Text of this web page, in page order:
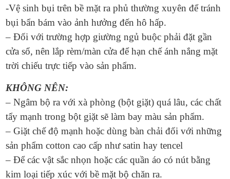
-Vệ sinh bụi trên bề mặt ra phủ thường xuyên để tránh
bụi bẩn bám vào ảnh hưởng đến hô hấp.
– Đối với trường hợp giường ngủ buộc phải đặt gần
cửa sổ, nên lắp rèm/màn cửa để hạn chế ánh nắng mặt
trời chiếu trực tiếp vào sản phẩm.
KHÔNG NÊN:
– Ngâm bộ ra với xà phòng (bột giặt) quá lâu, các chất
tẩy mạnh trong bột giặt sẽ làm bay màu sản phẩm.
– Giặt chế độ mạnh hoặc dùng bàn chải đối với những
sản phẩm cotton cao cấp như satin hay tencel
– Để các vật sắc nhọn hoặc các quần áo có nút bằng
kim loại tiếp xúc với bề mặt bộ chăn ra.